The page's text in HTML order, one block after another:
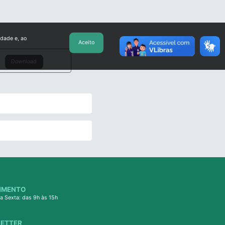
Download
Sexta: das 9h às 15h
e, ao
Aceito